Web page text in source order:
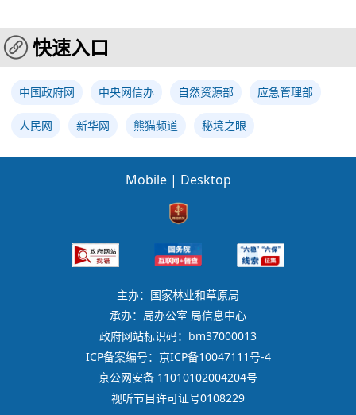
快速入口
中国政府网 中央网信办 自然资源部 应急管理部
人民网 新华网 熊猫频道 秘境之眼
Mobile | Desktop
主办：国家林业和草原局
承办：局办公室 局信息中心
政府网站标识码：bm37000013
ICP备案编号：京ICP备10047111号-4
京公网安备 11010102004204号
视听节目许可证号0108229